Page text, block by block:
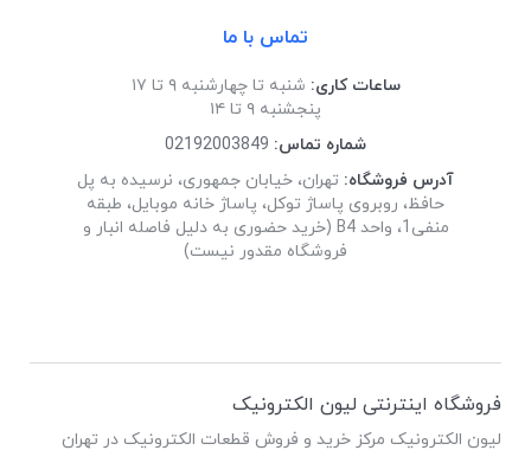
تماس با ما
ساعات کاری: شنبه تا چهارشنبه ۹ تا ۱۷
پنجشنبه ۹ تا ۱۴
شماره تماس: 02192003849
آدرس فروشگاه: تهران، خیابان جمهوری، نرسیده به پل
حافظ، روبروی پاساژ توکل، پاساژ خانه موبایل، طبقه
منفی1، واحد B4 (خرید حضوری به دلیل فاصله انبار و
فروشگاه مقدور نیست)
فروشگاه اینترنتی لیون الکترونیک
لیون الکترونیک مرکز خرید و فروش قطعات الکترونیک در تهران